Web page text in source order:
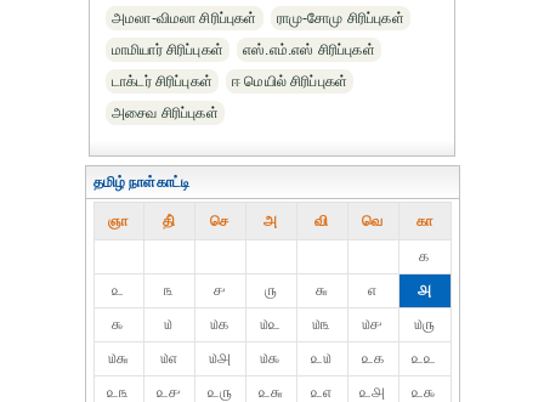
அமலா-விமலா சிரிப்புகள்
ராமு-சோமு சிரிப்புகள்
மாமியார் சிரிப்புகள்
எஸ்.எம்.எஸ் சிரிப்புகள்
டாக்டர் சிரிப்புகள்
ஈ மெயில் சிரிப்புகள்
அசைவ சிரிப்புகள்
தமிழ் நாள்காட்டி
ஞா தி் செ அ வி வெ கா
௧
௨
௩ ௪ ௫ ௬ ௭
௮
௯
௰ ௰௧ ௰௨ ௰௩ ௰௪
௰௫
௰௬
௰௭ ௰௮ ௰௯ ௨௰ ௨௧
௨௨
௨௩
௨௪ ௨௫ ௨௬ ௨௭ ௨௮
௨௯